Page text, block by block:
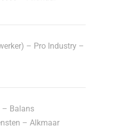
– Pro Industry –
– Balans
– Alkmaar